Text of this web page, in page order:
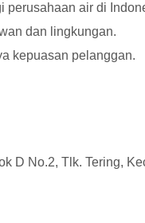
perusahaan air di
dan lingkungan.
kepuasan pelanggan.
D No.2, Tlk. Tering,